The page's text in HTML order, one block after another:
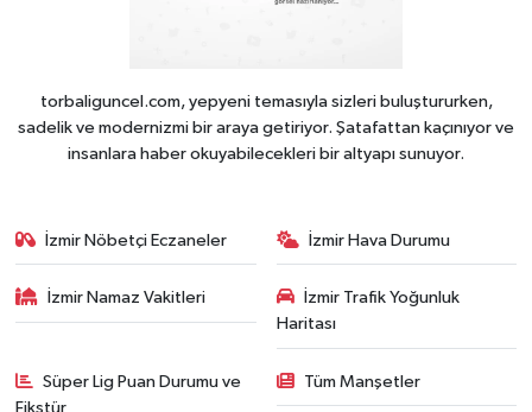
torbaliguncel.com, yepyeni temasıyla sizleri buluştururken,
sadelik ve modernizmi bir araya getiriyor. Şatafattan kaçınıyor ve
insanlara haber okuyabilecekleri bir altyapı sunuyor.
İzmir Nöbetçi Eczaneler İzmir Hava Durumu
İzmir Namaz Vakitleri
İzmir Trafik Yoğunluk
Haritası
Süper Lig Puan Durumu ve
Fikstür
Tüm Manşetler